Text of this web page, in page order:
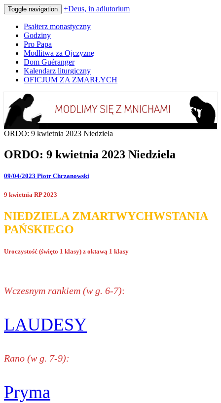
Toggle navigation +Deus, in adiutorium
Psałterz monastyczny
Godziny
Pro Papa
Modlitwa za Ojczyznę
Dom Guéranger
Kalendarz liturgiczny
OFICJUM ZA ZMARŁYCH
+Deus, in adiutorium
Codziennie modlimy się z mnichami
ORDO: 9 kwietnia 2023 Niedziela
ORDO: 9 kwietnia 2023 Niedziela
09/04/2023 Piotr Chrzanowski
9 kwietnia RP 2023
NIEDZIELA ZMARTWYCHWSTANIA
PAŃSKIEGO
Uroczystość (święto 1 klasy) z oktawą 1 klasy
Wczesnym rankiem (w g. 6-7):
LAUDESY
Rano (w g. 7-9):
Pryma